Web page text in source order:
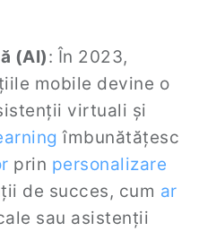
(AI): În 2023,
mobile devine o
virtuali și
îmbunătățesc
prin personalizare
de succes, cum ar
sau asistenții